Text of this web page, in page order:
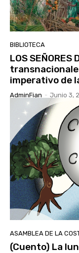
BIBLIOTECA
LOS
imperativo de
AdminFian - Junio 3,
ASAMBLEA DE LA
(Cuento) La